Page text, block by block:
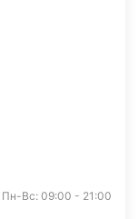
Пн-Вс: 09:00 - 21:00